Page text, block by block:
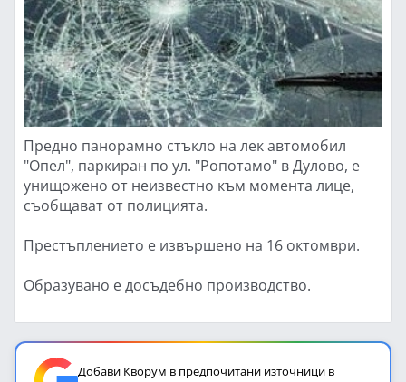
Предно панорамно стъкло на лек автомобил
"Опел", паркиран по ул. "Ропотамо" в Дулово, е
унищожено от неизвестно към момента лице,
съобщават от полицията.
Престъплението е извършено на 16 октомври.
Образувано е досъдебно производство.
Добави Кворум в предпочитани източници в